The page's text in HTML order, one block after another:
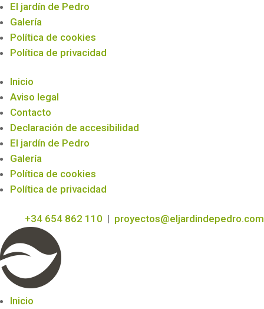
El jardín de Pedro
Galería
Política de cookies
Política de privacidad
Inicio
Aviso legal
Contacto
Declaración de accesibilidad
El jardín de Pedro
Galería
Política de cookies
Política de privacidad
+34 654 862 110 | proyectos@eljardindepedro.com
Inicio